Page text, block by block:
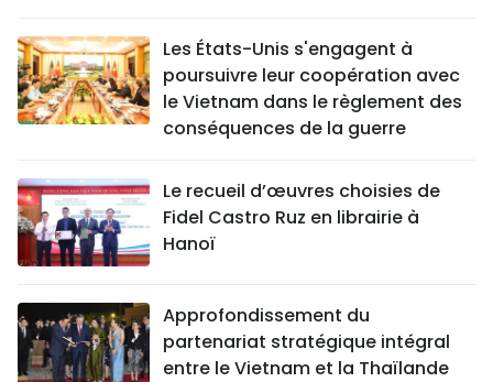
Les États-Unis s'engagent à
poursuivre leur coopération avec
le Vietnam dans le règlement des
conséquences de la guerre
Le recueil d’œuvres choisies de
Fidel Castro Ruz en librairie à
Hanoï
Approfondissement du
partenariat stratégique intégral
entre le Vietnam et la Thaïlande